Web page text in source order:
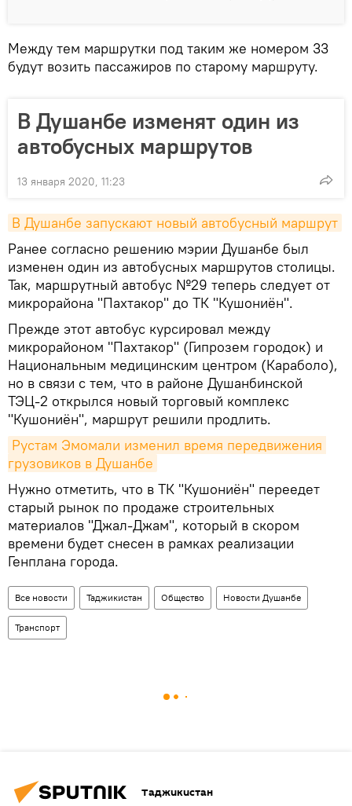
Между тем маршрутки под таким же номером 33
будут возить пассажиров по старому маршруту.
В Душанбе изменят один из
автобусных маршрутов
13 января 2020, 11:23
В Душанбе запускают новый автобусный маршрут
Ранее согласно решению мэрии Душанбе был
изменен один из автобусных маршрутов столицы.
Так, маршрутный автобус №29 теперь следует от
микрорайона "Пахтакор" до ТК "Кушониён".
Прежде этот автобус курсировал между
микрорайоном "Пахтакор" (Гипрозем городок) и
Национальным медицинским центром (Караболо),
но в связи с тем, что в районе Душанбинской
ТЭЦ-2 открылся новый торговый комплекс
"Кушониён", маршрут решили продлить.
Рустам Эмомали изменил время передвижения
грузовиков в Душанбе
Нужно отметить, что в ТК "Кушониён" переедет
старый рынок по продаже строительных
материалов "Джал-Джам", который в скором
времени будет снесен в рамках реализации
Генплана города.
Все новости Таджикистан Общество Новости Душанбе
Транспорт
Таджикистан